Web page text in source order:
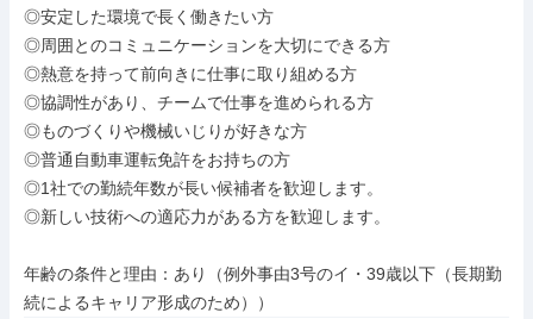
◎安定した環境で長く働きたい方
◎周囲とのコミュニケーションを大切にできる方
◎熱意を持って前向きに仕事に取り組める方
◎協調性があり、チームで仕事を進められる方
◎ものづくりや機械いじりが好きな方
◎普通自動車運転免許をお持ちの方
◎1社での勤続年数が長い候補者を歓迎します。
◎新しい技術への適応力がある方を歓迎します。
年齢の条件と理由：あり（例外事由3号のイ・39歳以下（長期勤
続によるキャリア形成のため））